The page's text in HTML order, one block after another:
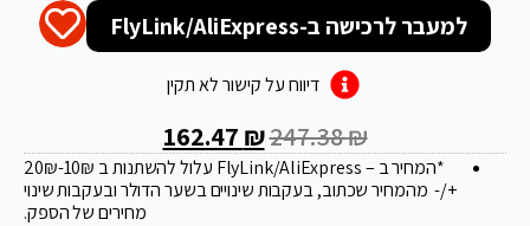
למעבר לרכישה ב-FlyLink/AliExpress
דיווח על קישור לא תקין
247.38₪
162.47 ₪
*המחיר ב – FlyLink/AliExpress עלול להשתנות ב 20 ₪-10₪
+/- מהמחיר שכתוב, בעקבות שינויים בשער הדולר ובעקבות שינוי
מחירים של הספק.